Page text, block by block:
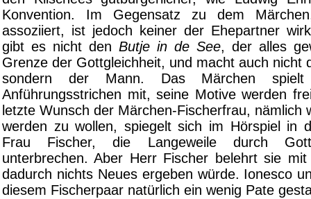
Konvention. Im Gegensatz zu dem
assoziiert, ist jedoch keiner der Ehepartner
gibt es nicht den Butje in de See, der alles
Grenze der Gottgleichheit, und macht auch nicht
sondern der Mann. Das Märchen spielt
Anführungsstrichen mit, seine Motive werden
letzte Wunsch der Märchen-Fischerfrau, nämlich
werden zu wollen, spiegelt sich im Hörspiel in
Frau Fischer, die Langeweile durch
unterbrechen. Aber Herr Fischer belehrt sie
dadurch nichts Neues ergeben würde. Ionesco
diesem Fischerpaar natürlich ein wenig Pate